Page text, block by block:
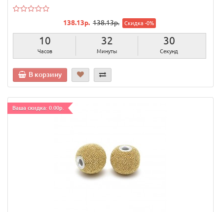
138.13р. 138.13р. Скидка -0%
10
Часов
32
Минуты
29
Секунд
В корзину
Ваша скидка: 0.00р.